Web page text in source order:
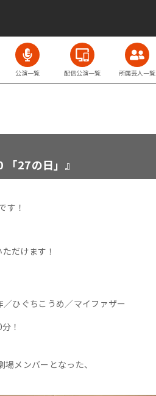
公演一覧 配信公演一覧 所属芸人一覧
27の日」』
す！
だけます！
ひぐちこうめ／マイファザー
！
メンバーとなった、